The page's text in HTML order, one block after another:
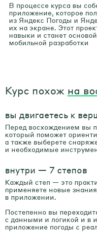
В процессе курса вы
приложение, которое
из Яндекс Погоды и
их на экране. Этот
навыки и станет
мобильной разработки
Курс похож на
вы двигаетесь к
Перед восхождением вы
который поможет
а также выберете
и необходимые
внутри — 7 степов
Каждый степ — это
применяете новые
в приложении.
Постепенно вы
с данными и логикой и в
приложение погоды с